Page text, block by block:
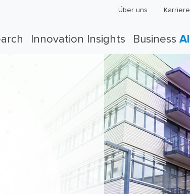
Über uns Karriere
Innovation Insights Business AI